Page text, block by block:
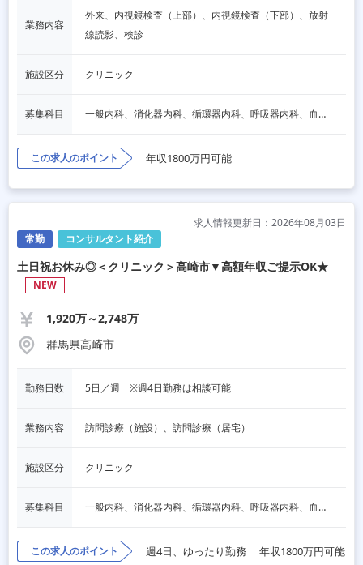
業務内容
外来、内視鏡検査（上部）、内視鏡検査（下部）、放射
線読影、検診
施設区分 クリニック
募集科目 一般内科、消化器内科、循環器内科、呼吸器内科、血液内科、脳神経内科、内分泌内科、老人内科、その他
この求人のポイント 年収1800万円可能
常勤 コンサルタント紹介
求人情報更新日：2026年08月03日
土日祝お休み◎＜クリニック＞高崎市▼高額年収ご提示OK★
NEW
1,920万～2,748万
群馬県高崎市
勤務日数 5日／週　※週4日勤務は相談可能
業務内容 訪問診療（施設）、訪問診療（居宅）
施設区分 クリニック
募集科目 一般内科、消化器内科、循環器内科、呼吸器内科、血液内科、脳神経内科、内分泌内科、老人内科、一般外科、消化器外科、その他
この求人のポイント 週4日、ゆったり勤務 年収1800万円可能